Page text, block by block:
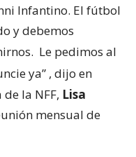
Infantino. El fútbol
y debemos
Le pedimos al
ya” , dijo en
la NFF, Lisa
mensual de